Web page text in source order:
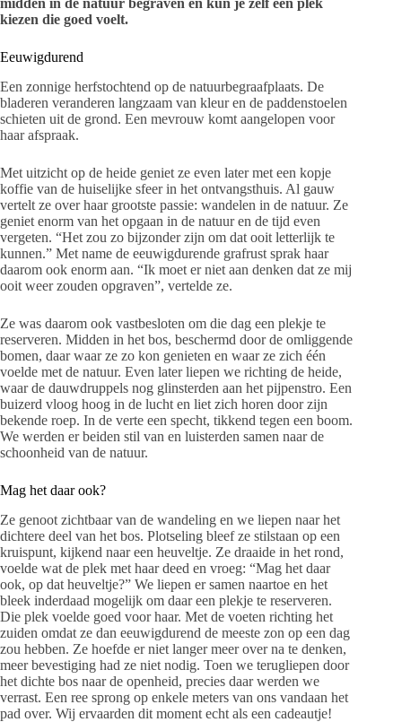
midden in de natuur begraven en kun je zelf een plek
kiezen die goed voelt.
Eeuwigdurend
Een zonnige herfstochtend op de natuurbegraafplaats. De
bladeren veranderen langzaam van kleur en de paddenstoelen
schieten uit de grond. Een mevrouw komt aangelopen voor
haar afspraak.
Met uitzicht op de heide geniet ze even later met een kopje
koffie van de huiselijke sfeer in het ontvangsthuis. Al gauw
vertelt ze over haar grootste passie: wandelen in de natuur. Ze
geniet enorm van het opgaan in de natuur en de tijd even
vergeten. “Het zou zo bijzonder zijn om dat ooit letterlijk te
kunnen.” Met name de eeuwigdurende grafrust sprak haar
daarom ook enorm aan. “Ik moet er niet aan denken dat ze mij
ooit weer zouden opgraven”, vertelde ze.
Ze was daarom ook vastbesloten om die dag een plekje te
reserveren. Midden in het bos, beschermd door de omliggende
bomen, daar waar ze zo kon genieten en waar ze zich één
voelde met de natuur. Even later liepen we richting de heide,
waar de dauwdruppels nog glinsterden aan het pijpenstro. Een
buizerd vloog hoog in de lucht en liet zich horen door zijn
bekende roep. In de verte een specht, tikkend tegen een boom.
We werden er beiden stil van en luisterden samen naar de
schoonheid van de natuur.
Mag het daar ook?
Ze genoot zichtbaar van de wandeling en we liepen naar het
dichtere deel van het bos. Plotseling bleef ze stilstaan op een
kruispunt, kijkend naar een heuveltje. Ze draaide in het rond,
voelde wat de plek met haar deed en vroeg: “Mag het daar
ook, op dat heuveltje?” We liepen er samen naartoe en het
bleek inderdaad mogelijk om daar een plekje te reserveren.
Die plek voelde goed voor haar. Met de voeten richting het
zuiden omdat ze dan eeuwigdurend de meeste zon op een dag
zou hebben. Ze hoefde er niet langer meer over na te denken,
meer bevestiging had ze niet nodig. Toen we terugliepen door
het dichte bos naar de openheid, precies daar werden we
verrast. Een ree sprong op enkele meters van ons vandaan het
pad over. Wij ervaarden dit moment echt als een cadeautje!